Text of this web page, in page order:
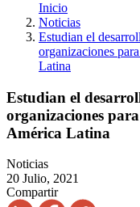
Inicio
Noticias
Estudian el
organizaciones
Latina
Estudian el
organizaciones
América Latina
Noticias
20 Julio, 2021
Compartir